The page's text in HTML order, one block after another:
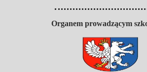
Organem prowadzącym